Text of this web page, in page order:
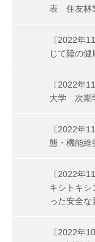
表 住友林
〔2022年
じて陸の
〔2022年
大学 次期
〔2022年
態・機能維
〔2022年
キシトキシ
った安全な
〔2022年